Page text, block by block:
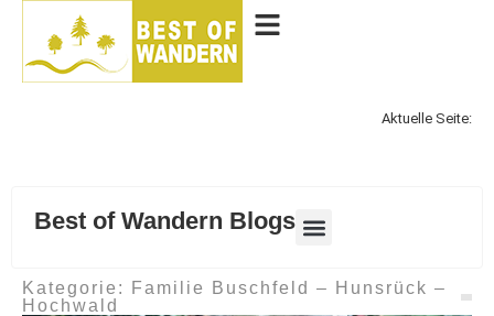
Aktuelle Seite:
Best of Wandern Blogs
Kategorie: Familie Buschfeld – Hunsrück –
Hochwald